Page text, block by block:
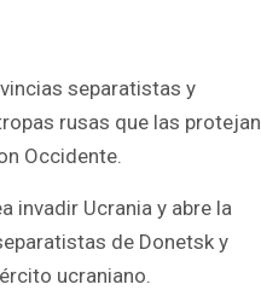
separatistas y
rusas que las protejan
Occidente.
invadir Ucrania y abre la
de Donetsk y
ucraniano.